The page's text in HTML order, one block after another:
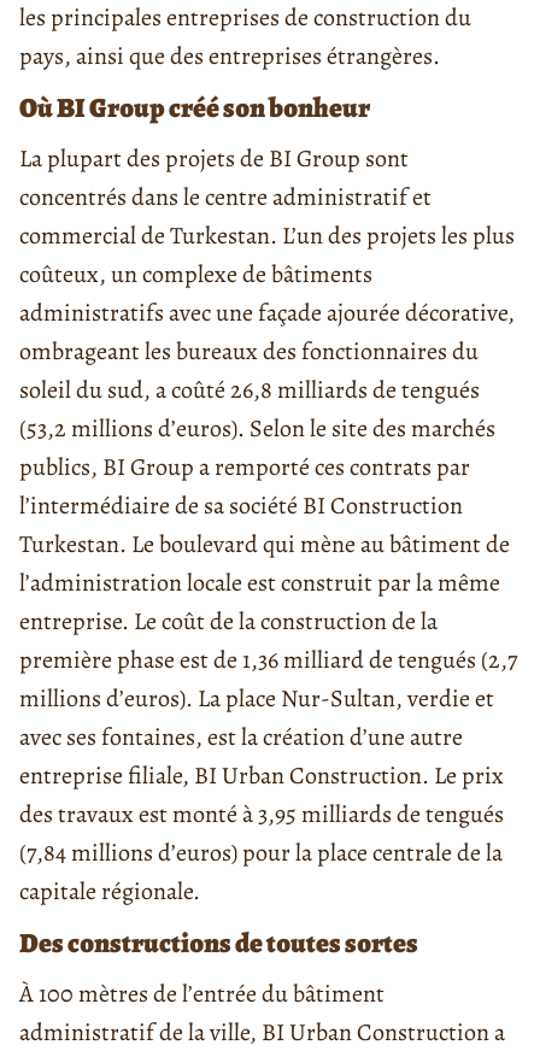
les principales entreprises de construction du
pays, ainsi que des entreprises étrangères.
Où BI Group créé son bonheur
La plupart des projets de BI Group sont
concentrés dans le centre administratif et
commercial de Turkestan. L’un des projets les plus
coûteux, un complexe de bâtiments
administratifs avec une façade ajourée décorative,
ombrageant les bureaux des fonctionnaires du
soleil du sud, a coûté 26,8 milliards de tengués
(53,2 millions d’euros). Selon le site des marchés
publics, BI Group a remporté ces contrats par
l’intermédiaire de sa société BI Construction
Turkestan. Le boulevard qui mène au bâtiment de
l’administration locale est construit par la même
entreprise. Le coût de la construction de la
première phase est de 1,36 milliard de tengués (2,7
millions d’euros). La place Nur-Sultan, verdie et
avec ses fontaines, est la création d’une autre
entreprise filiale, BI Urban Construction. Le prix
des travaux est monté à 3,95 milliards de tengués
(7,84 millions d’euros) pour la place centrale de la
capitale régionale.
Des constructions de toutes sortes
À 100 mètres de l’entrée du bâtiment
administratif de la ville, BI Urban Construction a